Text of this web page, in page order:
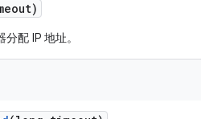
配 IP 地址。